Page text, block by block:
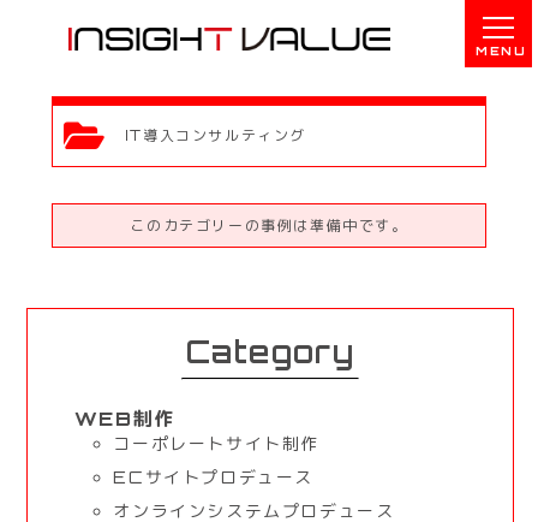
IT導入コンサルティング
このカテゴリーの事例は準備中です。
Category
WEB制作
コーポレートサイト制作
ECサイトプロデュース
オンラインシステムプロデュース